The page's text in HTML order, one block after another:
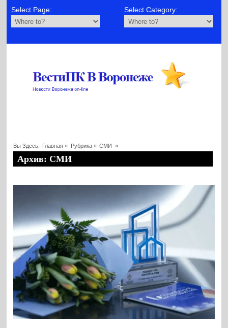
Select Page: Select Category:
Вы Здесь: Главная » Рубрика » СМИ »
Архив: СМИ